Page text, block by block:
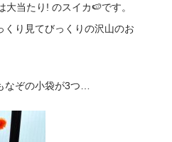
大当たり! のスイカ🍉です。
くり見てびっくりの沢山のお
なぞの小袋が3つ…